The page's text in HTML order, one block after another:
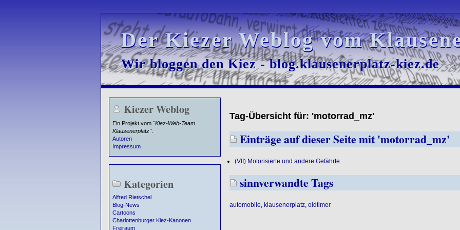
Der Kiezer Weblog vom
Der Kiezer Weblog vom
Wir bloggen den Kiez - blog.klausenerplatz-kiez.de
Wir bloggen den Kiez - blog.klausenerplatz-kiez.de
Kiezer Weblog
Ein Projekt vom "Kiez-Web-Team
Klausenerplatz".
Autoren
Impressum
Kategorien
Alfred Rietschel
Blog-News
Cartoons
Charlottenburger Kiez-Kanonen
Freiraum
Tag-Übersicht für: 'motorrad_mz'
Einträge auf dieser Seite mit 'motorrad_mz'
(VII) Motorisierte und andere Gefährte
sinnverwandte Tags
automobile klausenerplatz, oldtimer